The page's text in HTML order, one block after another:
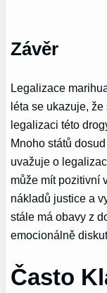
Závěr
Legalizace
léta se ukazuje,
legalizaci této
Mnoho států
uvažuje o
může mít pozitivní
nákladů justice a
stále má obavy z
emocionálně
Často